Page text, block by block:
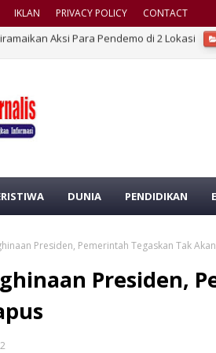
IKLAN PRIVACY POLICY CONTACT
Wartawan Majalah Jurnalis ke
DUNIA PENDIDIKAN
Presiden, Pemerintah Tegaskan Tak
Presiden,